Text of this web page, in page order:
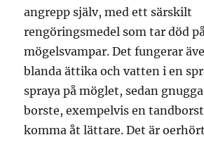
angrepp själv, med ett särskilt
rengöringsmedel som tar död
mögelsvampar. Det fungerar
blanda ättika och vatten i en
spraya på möglet, sedan
borste, exempelvis en
komma åt lättare. Det är